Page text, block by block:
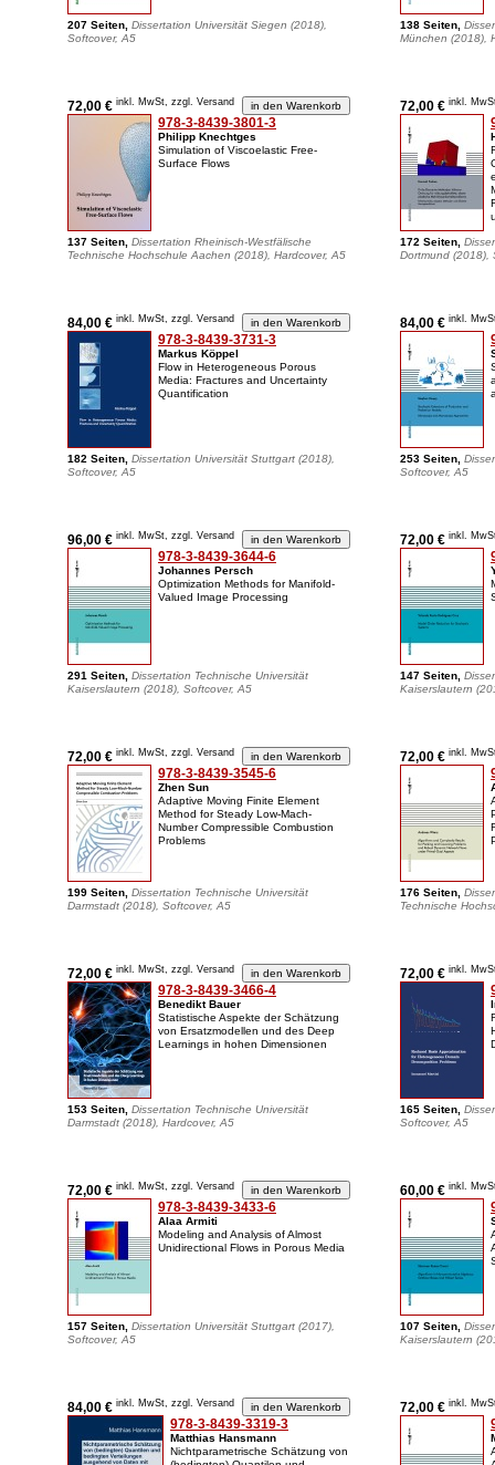
207 Seiten, Dissertation Universität Siegen (2018),
Softcover, A5
72,00 € inkl. MwSt, zzgl. Versand
978-3-8439-3801-3
Philipp Knechtges
Simulation of Viscoelastic Free-
Surface Flows
137 Seiten, Dissertation Rheinisch-Westfälische
Technische Hochschule Aachen (2018), Hardcover, A5
84,00 € inkl. MwSt, zzgl. Versand
978-3-8439-3731-3
Markus Köppel
Flow in Heterogeneous Porous
Media: Fractures and Uncertainty
Quantification
182 Seiten, Dissertation Universität Stuttgart (2018),
Softcover, A5
96,00 € inkl. MwSt, zzgl. Versand
978-3-8439-3644-6
Johannes Persch
Optimization Methods for Manifold-
Valued Image Processing
291 Seiten, Dissertation Technische Universität
Kaiserslautern (2018), Softcover, A5
72,00 € inkl. MwSt, zzgl. Versand
978-3-8439-3545-6
Zhen Sun
Adaptive Moving Finite Element
Method for Steady Low-Mach-
Number Compressible Combustion
Problems
199 Seiten, Dissertation Technische Universität
Darmstadt (2018), Softcover, A5
72,00 € inkl. MwSt, zzgl. Versand
978-3-8439-3466-4
Benedikt Bauer
Statistische Aspekte der Schätzung
von Ersatzmodellen und des Deep
Learnings in hohen Dimensionen
153 Seiten, Dissertation Technische Universität
Darmstadt (2018), Hardcover, A5
72,00 € inkl. MwSt, zzgl. Versand
978-3-8439-3433-6
Alaa Armiti
Modeling and Analysis of Almost
Unidirectional Flows in Porous Media
157 Seiten, Dissertation Universität Stuttgart (2017),
Softcover, A5
84,00 € inkl. MwSt, zzgl. Versand
978-3-8439-3319-3
Matthias Hansmann
Nichtparametrische Schätzung von
138 Seiten,
München (2018),
72,00 € inkl.
172 Seiten,
Dortmund (2018),
84,00 € inkl.
253 Seiten,
Softcover, A5
72,00 € inkl.
147 Seiten,
Kaiserslautern
72,00 € inkl.
176 Seiten,
Technische
72,00 € inkl.
165 Seiten,
Softcover, A5
60,00 € inkl.
107 Seiten,
Kaiserslautern
72,00 € inkl.